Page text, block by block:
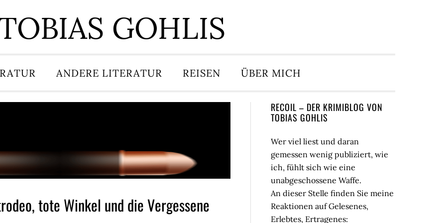
GOHLIS
ANDERE LITERATUR REISEN ÜBER MICH
tote Winkel und die Vergessene
Seitenspalte
RECOIL – DER KRIMIBLOG VON
TOBIAS GOHLIS
Wer viel liest und daran
gemessen wenig publiziert, wie
ich, fühlt sich wie eine
unabgeschossene Waffe.
An dieser Stelle finden Sie meine
Reaktionen auf Gelesenes,
Erlebtes, Ertragenes: